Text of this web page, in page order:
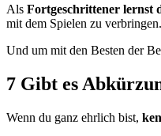
Als Fortgeschrittener lernst
mit dem Spielen zu
Und um mit den Besten der
7 Gibt es
Wenn du ganz ehrlich bist,